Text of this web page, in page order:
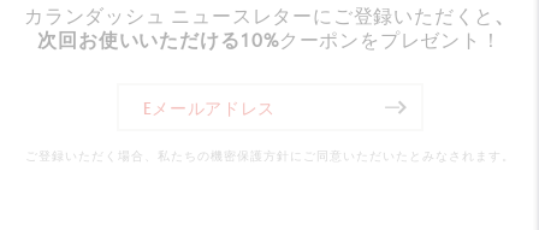
スイスメイド、CEマーク取得
カランダッシュ ニュースレターにご登録いただくと 、
次回お使いいただける10%クーポンをプレゼント！
ご登録いただく場合、私たちの機密保護方針にご同意いただいたとみなされます。